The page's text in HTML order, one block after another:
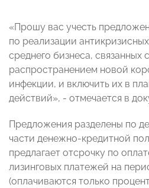
«Прошу вас учесть
по реализации
среднего бизнеса,
распространением новой
инфекции, и включить их в
действий», - отмечается в
Предложения разделены по
части денежно-кредитной
предлагает отсрочку по
лизинговых платежей на
(оплачиваются только